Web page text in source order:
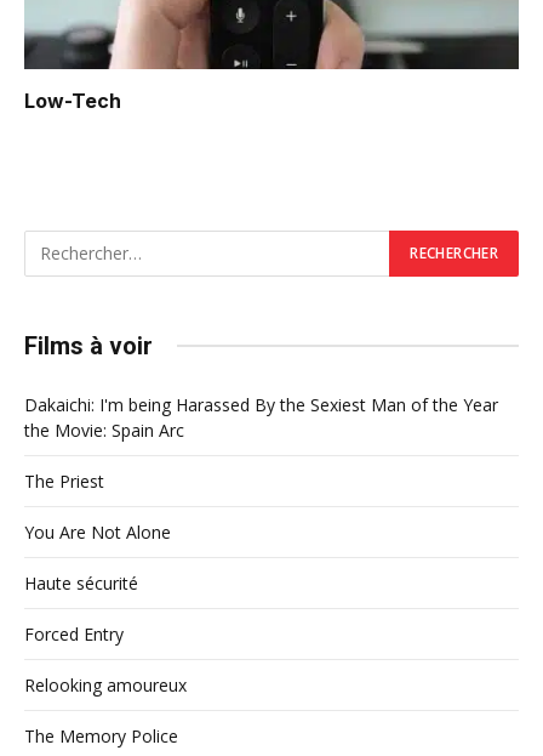
Low-Tech
Films à voir
Dakaichi: I'm being Harassed By the Sexiest Man of the Year
the Movie: Spain Arc
The Priest
You Are Not Alone
Haute sécurité
Forced Entry
Relooking amoureux
The Memory Police